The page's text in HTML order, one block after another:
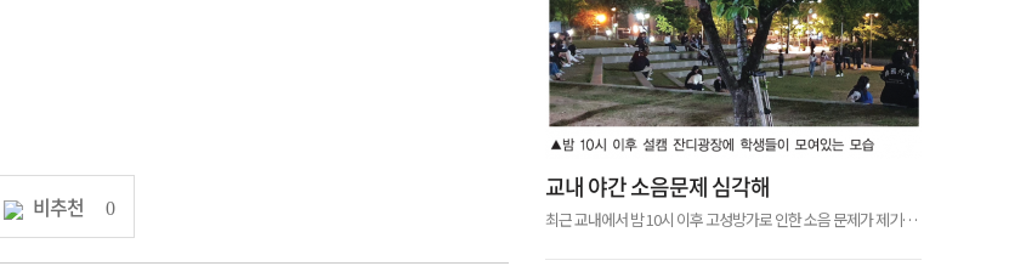
비추천 0
교내 야간 소음문제 심각해
최근 교내에서 밤 10시 이후 고성방가로 인한 소음 문제가 제기됐